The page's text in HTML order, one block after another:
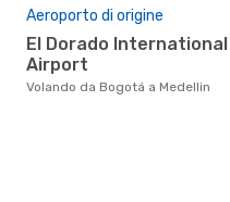
Aeroporto di origine
El Dorado International
Airport
Volando da Bogotá a Medellin